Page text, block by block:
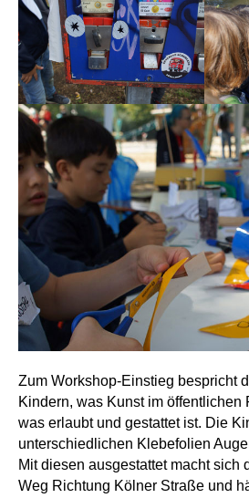
Zum Workshop-Einstieg bespricht
Kindern, was Kunst im öffentlichen
was erlaubt und gestattet ist. Die
unterschiedlichen Klebefolien
Mit diesen ausgestattet macht sich
Weg Richtung Kölner Straße und